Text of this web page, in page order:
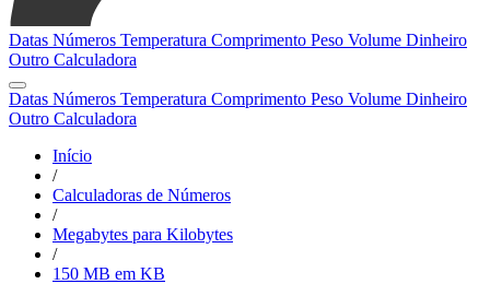
Datas Números Temperatura Comprimento Peso Volume Dinheiro
Outro Calculadora
Datas Números Temperatura Comprimento Peso Volume Dinheiro
Outro Calculadora
Início
/
Calculadoras de Números
/
Megabytes para Kilobytes
/
150 MB em KB